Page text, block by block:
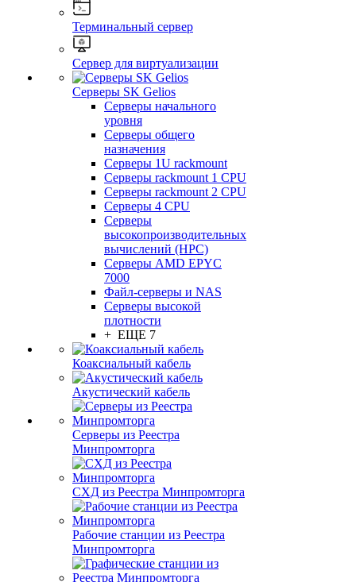
Терминальный сервер
Сервер для виртуализации
Серверы SK Gelios
Серверы начального
уровня
Серверы общего
назначения
Серверы 1U rackmount
Серверы rackmount 1 CPU
Серверы rackmount 2 CPU
Серверы 4 CPU
Серверы
высокопроизводительных
вычислений (HPC)
Серверы AMD EPYC
7000
Файл-серверы и NAS
Серверы высокой
плотности
+ ЕЩЕ 7
Коаксиальный кабель
Акустический кабель
Серверы из Реестра
Минпромторга
СХД из Реестра Минпромторга
Рабочие станции из Реестра
Минпромторга